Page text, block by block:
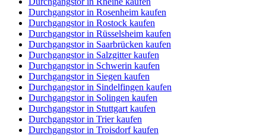
Durchgangstor in Rosenheim kaufen
Durchgangstor in Rostock kaufen
Durchgangstor in Rüsselsheim kaufen
Durchgangstor in Saarbrücken kaufen
Durchgangstor in Salzgitter kaufen
Durchgangstor in Schwerin kaufen
Durchgangstor in Siegen kaufen
Durchgangstor in Sindelfingen kaufen
Durchgangstor in Solingen kaufen
Durchgangstor in Stuttgart kaufen
Durchgangstor in Trier kaufen
Durchgangstor in Troisdorf kaufen